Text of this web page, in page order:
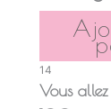
14
Vous